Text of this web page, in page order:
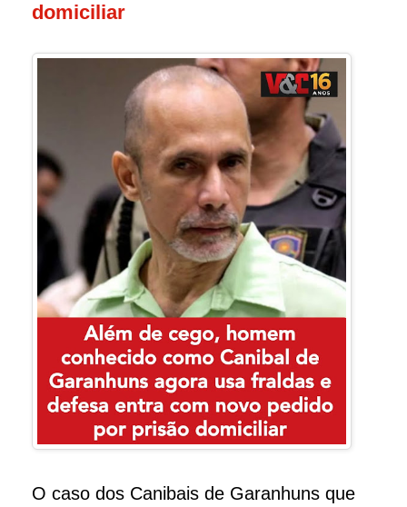
domiciliar
O caso dos Canibais de Garanhuns que